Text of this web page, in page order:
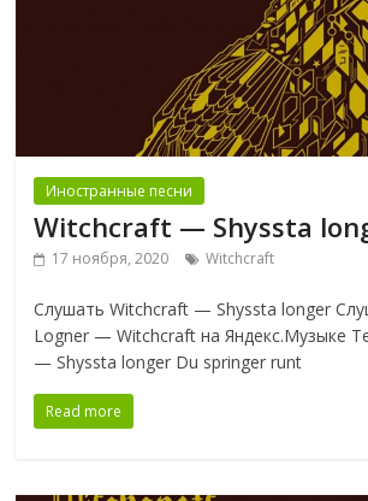
Иностранные песни
Witchcraft — Shyssta
17 ноября, 2020 Witchcraft
Слушать Witchcraft — Shyssta longer
Logner — Witchcraft на Яндекс.Музыке
— Shyssta longer Du springer runt
Read more